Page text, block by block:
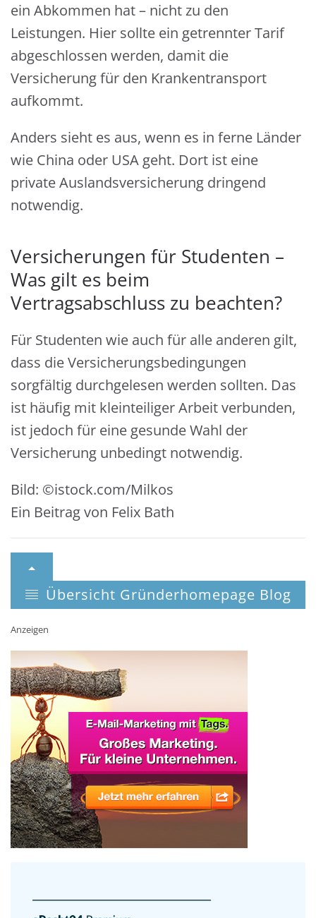
ein Abkommen hat – nicht zu den
Leistungen. Hier sollte ein getrennter Tarif
abgeschlossen werden, damit die
Versicherung für den Krankentransport
aufkommt.
Anders sieht es aus, wenn es in ferne Länder
wie China oder USA geht. Dort ist eine
private Auslandsversicherung dringend
notwendig.
Versicherungen für Studenten –
Was gilt es beim
Vertragsabschluss zu beachten?
Für Studenten wie auch für alle anderen gilt,
dass die Versicherungsbedingungen
sorgfältig durchgelesen werden sollten. Das
ist häufig mit kleinteiliger Arbeit verbunden,
ist jedoch für eine gesunde Wahl der
Versicherung unbedingt notwendig.
Bild: ©istock.com/Milkos
Ein Beitrag von Felix Bath
Übersicht Gründerhomepage Blog
Anzeigen